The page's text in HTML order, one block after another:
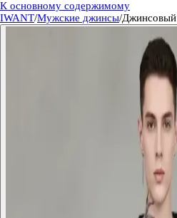
К основному содержимому
IWANT/Мужские джинсы/